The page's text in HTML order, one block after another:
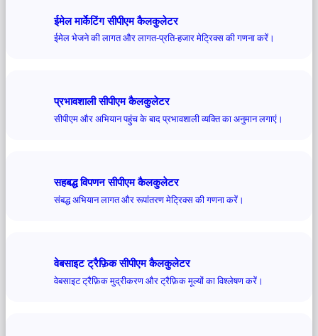
ईमेल मार्केटिंग सीपीएम कैलकुलेटर
ईमेल भेजने की लागत और लागत-प्रति-हजार मेट्रिक्स की गणना करें।
प्रभावशाली सीपीएम कैलकुलेटर
सीपीएम और अभियान पहुंच के बाद प्रभावशाली व्यक्ति का अनुमान लगाएं।
सहबद्ध विपणन सीपीएम कैलकुलेटर
संबद्ध अभियान लागत और रूपांतरण मेट्रिक्स की गणना करें।
वेबसाइट ट्रैफ़िक सीपीएम कैलकुलेटर
वेबसाइट ट्रैफ़िक मुद्रीकरण और ट्रैफ़िक मूल्यों का विश्लेषण करें।